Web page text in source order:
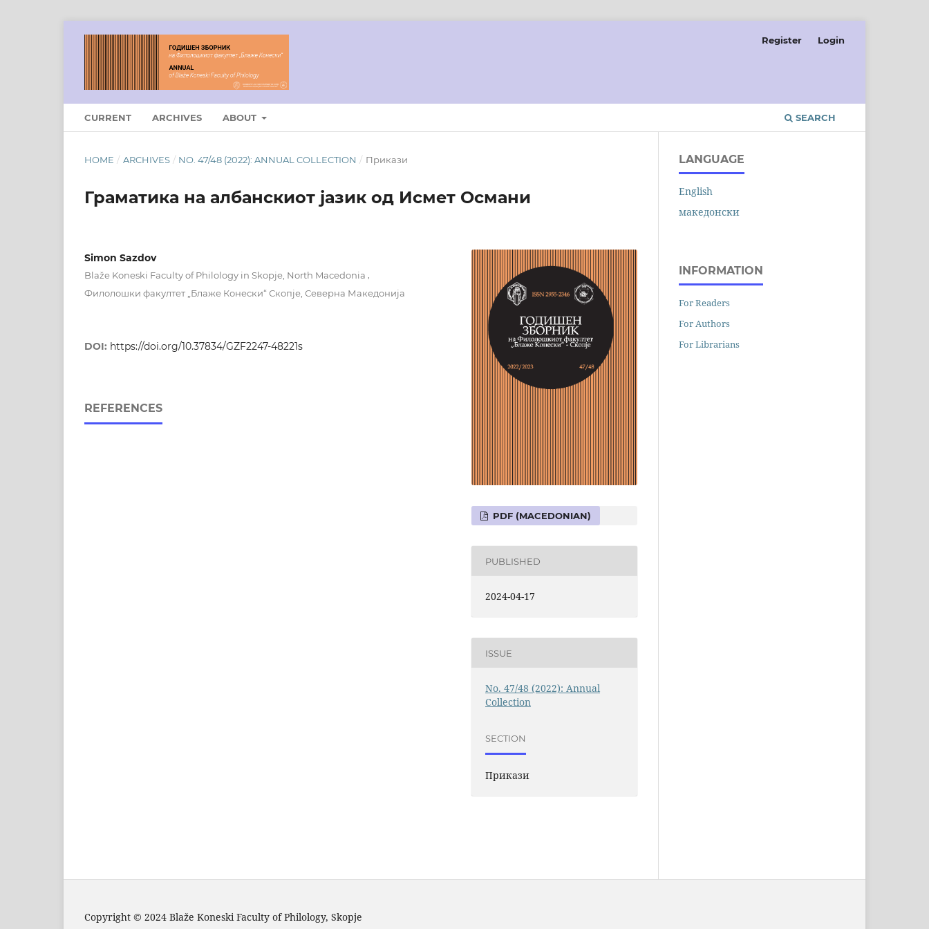
CURRENT ARCHIVES ABOUT SEARCH
Register Login
HOME / ARCHIVES / NO. 47/48 (2022): ANNUAL COLLECTION / Прикази
Граматика на албанскиот јазик од Исмет Османи
Simon Sazdov
Blaže Koneski Faculty of Philology in Skopje, North Macedonia
Филолошки факултет „Блаже Конески“ Скопје, Северна Македонија
DOI: https://doi.org/10.37834/GZF2247-48221s
REFERENCES
PDF (MACEDONIAN)
PUBLISHED
2024-04-17
ISSUE
No. 47/48 (2022): Annual
Collection
SECTION
Прикази
LANGUAGE
English
македонски
INFORMATION
For Readers
For Authors
For Librarians
Copyright © 2024 Blaže Koneski Faculty of Philology, Skopje